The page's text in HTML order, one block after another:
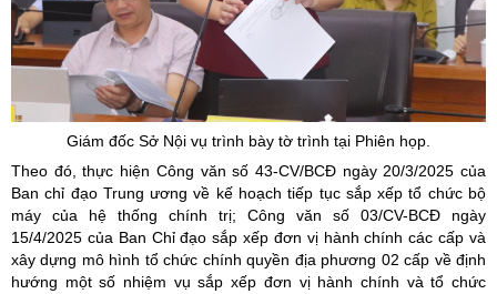
Giám đốc Sở Nội vụ trình bày tờ trình tại Phiên họp.
Theo đó, thực hiện Công văn số 43-CV/BCĐ ngày 20/3/2025 của
Ban chỉ đạo Trung ương về kế hoạch tiếp tục sắp xếp tổ chức bộ
máy của hệ thống chính trị; Công văn số 03/CV-BCĐ ngày
15/4/2025 của Ban Chỉ đạo sắp xếp đơn vị hành chính các cấp và
xây dựng mô hình tổ chức chính quyền địa phương 02 cấp về định
hướng một số nhiệm vụ sắp xếp đơn vị hành chính và tổ chức